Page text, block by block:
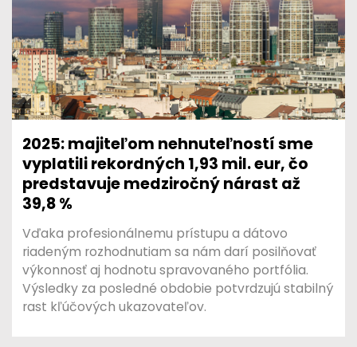
2025: majiteľom nehnuteľností sme
vyplatili rekordných 1,93 mil. eur, čo
predstavuje medziročný nárast až
39,8 %
Vďaka profesionálnemu prístupu a dátovo
riadeným rozhodnutiam sa nám darí posilňovať
výkonnosť aj hodnotu spravovaného portfólia.
Výsledky za posledné obdobie potvrdzujú stabilný
rast kľúčových ukazovateľov.